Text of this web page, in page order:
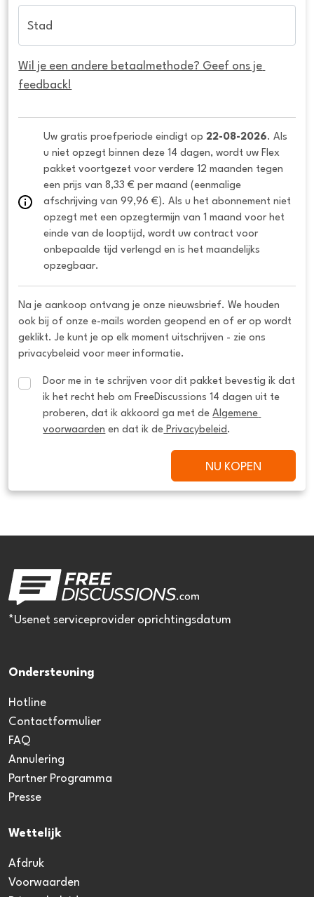
Stad
Wil je een andere betaalmethode? Geef ons je
feedback!
Uw gratis proefperiode eindigt op 22-08-2026. Als
u niet opzegt binnen deze 14 dagen, wordt uw Flex
pakket voortgezet voor verdere 12 maanden tegen
een prijs van 8,33 € per maand (eenmalige
afschrijving van 99,96 €). Als u het abonnement niet
opzegt met een opzegtermijn van 1 maand voor het
einde van de looptijd, wordt uw contract voor
onbepaalde tijd verlengd en is het maandelijks
opzegbaar.
Na je aankoop ontvang je onze nieuwsbrief. We houden
ook bij of onze e-mails worden geopend en of er op wordt
geklikt. Je kunt je op elk moment uitschrijven - zie ons
privacybeleid voor meer informatie.
Door me in te schrijven voor dit pakket bevestig ik dat
ik het recht heb om FreeDiscussions 14 dagen uit te
proberen, dat ik akkoord ga met de Algemene
voorwaarden en dat ik de Privacybeleid .
NU KOPEN
*Usenet serviceprovider oprichtingsdatum
Ondersteuning
Hotline
Contactformulier
FAQ
Annulering
Partner Programma
Presse
Wettelijk
Afdruk
Voorwaarden